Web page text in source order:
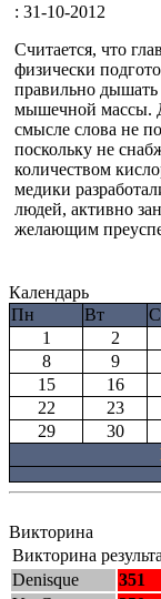
: 31-10-2012
Считается, что
физически
правильно
мышечной массы.
смысле слова не
поскольку не
количеством
медики
людей, активно
желающим
Календарь
Пн
Вт
1
2
8
9
15
16
22
23
29
30
Викторина
Викторина
Denisque
351